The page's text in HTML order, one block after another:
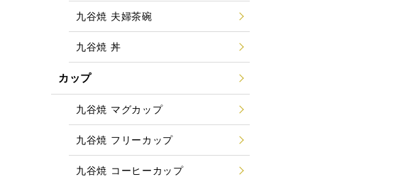
九谷焼 夫婦茶碗
九谷焼 丼
カップ
九谷焼 マグカップ
九谷焼 フリーカップ
九谷焼 コーヒーカップ